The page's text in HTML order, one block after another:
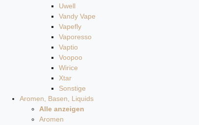
Uwell
Vandy Vape
Vapefly
Vaporesso
Vaptio
Voopoo
Wirice
Xtar
Sonstige
Aromen, Basen, Liquids
Alle anzeigen
Aromen